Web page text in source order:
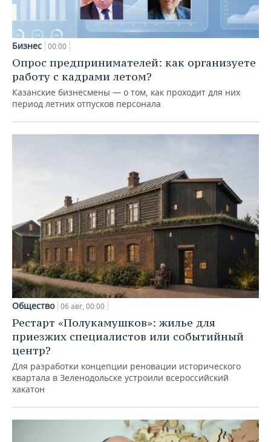
Бизнес 00:00
Опрос предпринимателей: как организуете
работу с кадрами летом?
Казанские бизнесмены — о том, как проходит для них
период летних отпусков персонала
Общество 06 авг, 00:00
Рестарт «Полукамушков»: жилье для
приезжих специалистов или событийный
центр?
Для разработки концепции реновации исторического
квартала в Зеленодольске устроили всероссийский
хакатон